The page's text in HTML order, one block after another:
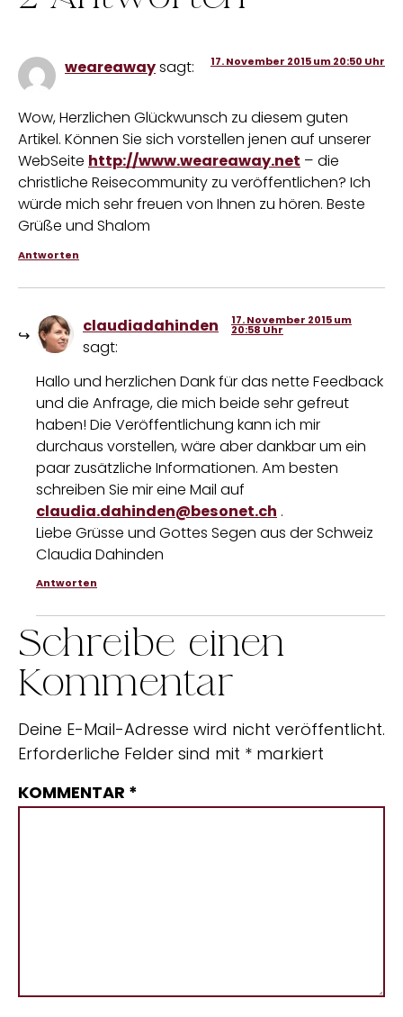
weareawaysagt: 17. November 2015 um 20:50 Uhr
Wow, Herzlichen Glückwunsch zu diesem guten
Artikel. Können Sie sich vorstellen jenen auf unserer
WebSeite http://www.weareaway.net – die
christliche Reisecommunity zu veröffentlichen? Ich
würde mich sehr freuen von Ihnen zu hören. Beste
Grüße und Shalom
Antworten
claudiadahinden
sagt:
17. November 2015 um
20:58 Uhr
Hallo und herzlichen Dank für das nette Feedback
und die Anfrage, die mich beide sehr gefreut
haben! Die Veröffentlichung kann ich mir
durchaus vorstellen, wäre aber dankbar um ein
paar zusätzliche Informationen. Am besten
schreiben Sie mir eine Mail auf
claudia.dahinden@besonet.ch .
Liebe Grüsse und Gottes Segen aus der Schweiz
Claudia Dahinden
Antworten
Schreibe einen
Kommentar
Deine E-Mail-Adresse wird nicht veröffentlicht.
Erforderliche Felder sind mit * markiert
KOMMENTAR *